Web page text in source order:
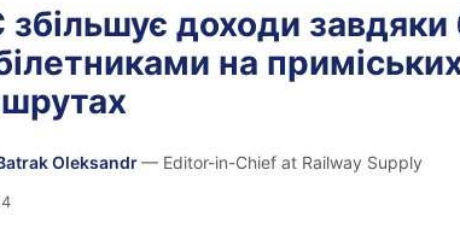
збільшує доходи завдяки
на
Oleksandr— Editor-in-Chief at Railway Supply